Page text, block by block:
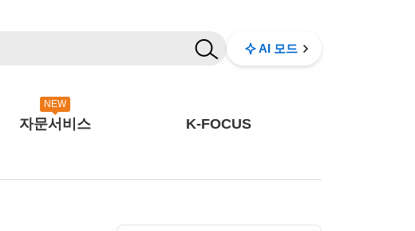
AI 모드
NEW
자문서비스 K-FOCUS